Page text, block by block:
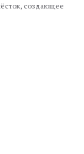
создающее